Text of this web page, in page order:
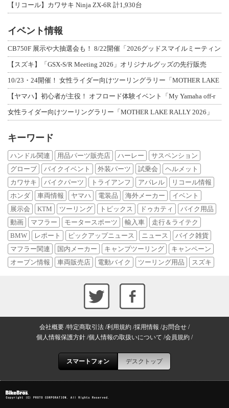
【リコール】カワサキ Ninja ZX-6R 計1,930台
イベント情報
CB750F 展示や大抽選会も！ 8/22開催「2026グッドスマイルミーティン
【スズキ】「GSX-S/R Meeting 2026」オリジナルグッズの先行販売
10/23・24開催！ 女性ライダー向けツーリングラリー「MOTHER LAKE
【ヤマハ】初心者が主役！ オフロード体験イベント「My Yamaha off-r
女性ライダー向けツーリングラリー「MOTHER LAKE RALLY 2026」
キーワード
ハンドル関連 用品パーツ販売店 ハーレー
サスペンション
グローブ
バイクイベント 外装パーツ 試乗会
ヘルメット
カワサキ
バイクパーツ トライアンフ アパレル
リコール情報
ホンダ
車両情報 ヤマハ 電装品 海外メーカー
イベント
展示会
KTM ツーリング トピックス ドゥカティ
バイク用品
動画
マフラー モータースポーツ 輸入車
走行＆ライテク
BMW
レポート ピックアップニュース ニュース
バイク雑貨
マフラー関連
国内メーカー キャンプツーリング
キャンペーン
オープン情報
車両販売店 電動バイク ツーリング用品 スズキ
会社概要 特定商取引法 利用規約 採用情報 お問合せ
個人情報保護方針 個人情報の取扱いについて 会員規約
スマートフォン デスクトップ